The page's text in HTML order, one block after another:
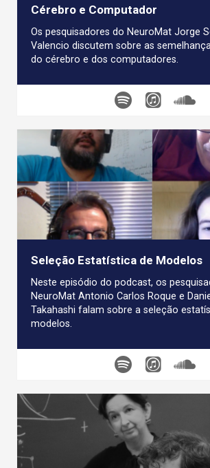
Cérebro e Computador
Os pesquisadores do NeuroMat Jorge
Valencio discutem sobre as
do cérebro e dos computadores.
Seleção Estatística de Modelos
Neste episódio do podcast, os
NeuroMat Antonio Carlos Roque e
Takahashi falam sobre a seleção
modelos.